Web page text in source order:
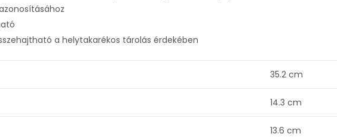
a helytakarékos tárolás érdekében
35.2 cm
14.3 cm
13.6 cm